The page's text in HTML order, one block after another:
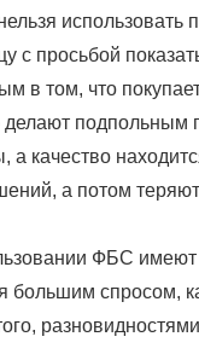
использовать
с просьбой
в том, что
делают
качество
а потом
ФБС
большим спросом,